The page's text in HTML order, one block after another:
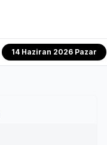
14 Haziran 2026 Pazar